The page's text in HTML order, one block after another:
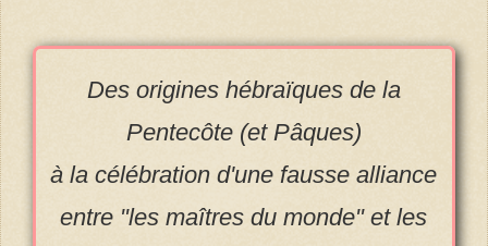
Des origines hébraïques de la
Pentecôte (et Pâques)
à la célébration d'une fausse alliance
entre "les maîtres du monde" et les